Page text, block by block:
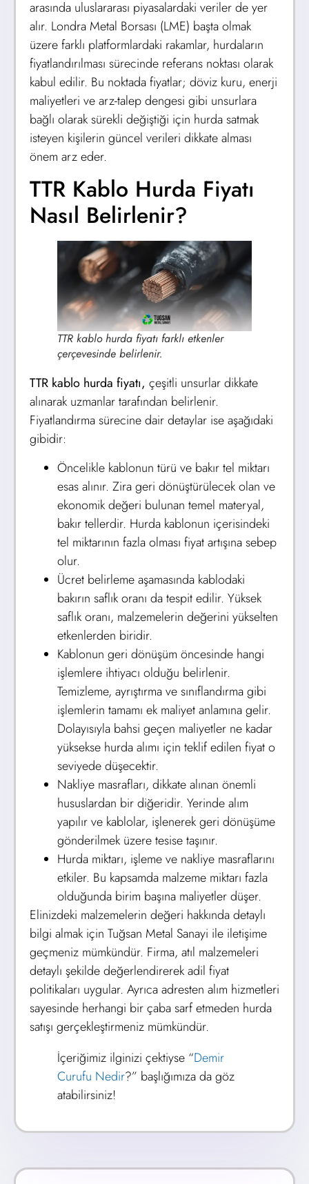
arasında uluslararası piyasalardaki veriler de yer
alır. Londra Metal Borsası (LME) başta olmak
üzere farklı platformlardaki rakamlar, hurdaların
fiyatlandırılması sürecinde referans noktası olarak
kabul edilir. Bu noktada fiyatlar; döviz kuru, enerji
maliyetleri ve arz-talep dengesi gibi unsurlara
bağlı olarak sürekli değiştiği için hurda satmak
isteyen kişilerin güncel verileri dikkate alması
önem arz eder.
TTR Kablo Hurda Fiyatı
Nasıl Belirlenir?
TTR kablo hurda fiyatı farklı etkenler
çerçevesinde belirlenir.
TTR kablo hurda fiyatı, çeşitli unsurlar dikkate
alınarak uzmanlar tarafından belirlenir.
Fiyatlandırma sürecine dair detaylar ise aşağıdaki
gibidir:
Öncelikle kablonun türü ve bakır tel miktarı
esas alınır. Zira geri dönüştürülecek olan ve
ekonomik değeri bulunan temel materyal,
bakır tellerdir. Hurda kablonun içerisindeki
tel miktarının fazla olması fiyat artışına sebep
olur.
Ücret belirleme aşamasında kablodaki
bakırın saflık oranı da tespit edilir. Yüksek
saflık oranı, malzemelerin değerini yükselten
etkenlerden biridir.
Kablonun geri dönüşüm öncesinde hangi
işlemlere ihtiyacı olduğu belirlenir.
Temizleme, ayrıştırma ve sınıflandırma gibi
işlemlerin tamamı ek maliyet anlamına gelir.
Dolayısıyla bahsi geçen maliyetler ne kadar
yüksekse hurda alımı için teklif edilen fiyat o
seviyede düşecektir.
Nakliye masrafları, dikkate alınan önemli
hususlardan bir diğeridir. Yerinde alım
yapılır ve kablolar, işlenerek geri dönüşüme
gönderilmek üzere tesise taşınır.
Hurda miktarı, işleme ve nakliye masraflarını
etkiler. Bu kapsamda malzeme miktarı fazla
olduğunda birim başına maliyetler düşer.
Elinizdeki malzemelerin değeri hakkında detaylı
bilgi almak için Tuğsan Metal Sanayi ile iletişime
geçmeniz mümkündür. Firma, atıl malzemeleri
detaylı şekilde değerlendirerek adil fiyat
politikaları uygular. Ayrıca adresten alım hizmetleri
sayesinde herhangi bir çaba sarf etmeden hurda
satışı gerçekleştirmeniz mümkündür.
İçeriğimiz ilginizi çektiyse “Demir
Curufu Nedir?” başlığımıza da göz
atabilirsiniz!